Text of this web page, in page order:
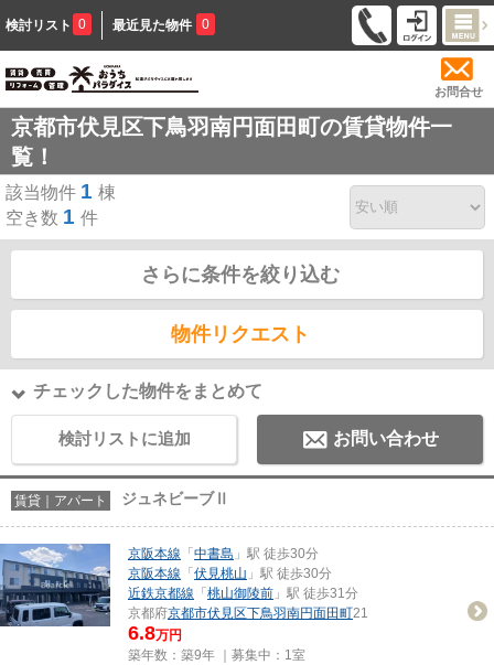
検討リスト 0 最近見た物件 0
お問合せ
京都市伏見区下鳥羽南円面田町の賃貸物件一
覧！
該当物件 1 棟
空き数 1 件
さらに条件を絞り込む
物件リクエスト
チェックした物件をまとめて
検討リストに追加 お問い合わせ
賃貸｜アパート ジュネビーブⅡ
京阪本線 「 中書島 」駅 徒歩30分
京阪本線 「 伏見桃山 」駅 徒歩30分
近鉄京都線 「 桃山御陵前 」駅 徒歩31分
京都府京都市伏見区下鳥羽南円面田町21
6.8万円
築年数：築9年 ｜募集中： 1室